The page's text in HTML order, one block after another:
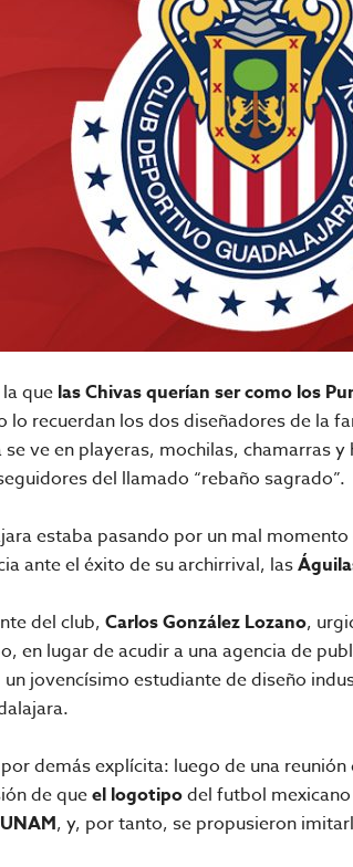
que las Chivas querían ser como los
lo recuerdan los dos diseñadores de la
ve en playeras, mochilas, chamarras
del llamado “rebaño sagrado”.
estaba pasando por un mal
ante el éxito de su archirrival, las
del club, Carlos González Lozano,
en lugar de acudir a una agencia de
jovencísimo estudiante de diseño
demás explícita: luego de una
de queel logotipodel futbol
, y, por tanto, se propusieron